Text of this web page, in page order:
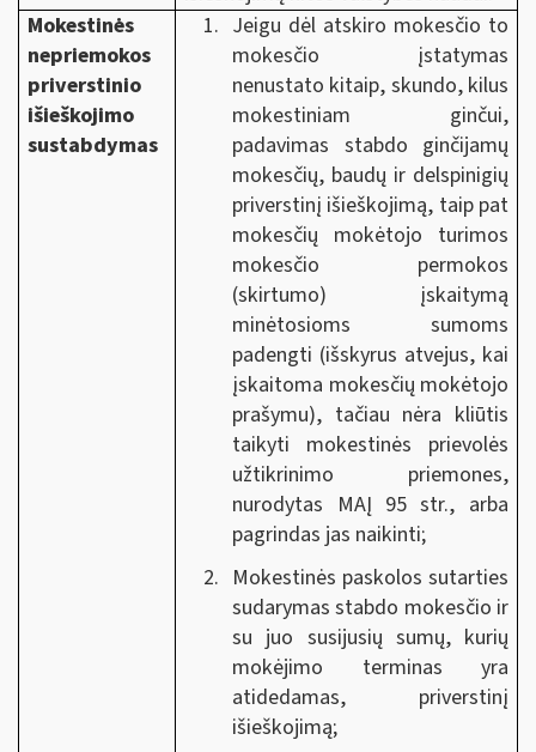
Mokestinės
nepriemokos
priverstinio
išieškojimo
sustabdymas
Jeigu dėl atskiro mokesčio to
mokesčio įstatymas
nenustato kitaip, skundo, kilus
mokestiniam ginčui,
padavimas stabdo ginčijamų
mokesčių, baudų ir delspinigių
priverstinį išieškojimą, taip pat
mokesčių mokėtojo turimos
mokesčio permokos
(skirtumo) įskaitymą
minėtosioms sumoms
padengti (išskyrus atvejus, kai
įskaitoma mokesčių mokėtojo
prašymu), tačiau nėra kliūtis
taikyti mokestinės prievolės
užtikrinimo priemones,
nurodytas MAĮ 95 str., arba
pagrindas jas naikinti;
Mokestinės paskolos sutarties
sudarymas stabdo mokesčio ir
su juo susijusių sumų, kurių
mokėjimo terminas yra
atidedamas, priverstinį
išieškojimą;